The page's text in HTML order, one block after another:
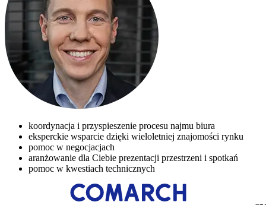
koordynacja i przyspieszenie procesu najmu biura
eksperckie wsparcie dzięki wieloletniej znajomości rynku
pomoc w negocjacjach
aranżowanie dla Ciebie prezentacji przestrzeni i spotkań
pomoc w kwestiach technicznych